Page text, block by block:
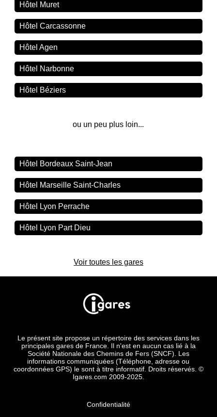
Hôtel Muret
Hôtel Carcassonne
Hôtel Agen
Hôtel Narbonne
Hôtel Béziers
ou un peu plus loin...
Hôtel Bordeaux Saint-Jean
Hôtel Marseille Saint-Charles
Hôtel Lyon Perrache
Hôtel Lyon Part Dieu
Voir toutes les gares
Le présent site propose un répertoire des services dans les
principales gares de France. Il n'est en aucun cas lié à la
Société Nationale des Chemins de Fers (SNCF). Les
informations communiquées (Téléphone, adresse ou
coordonnées GPS) le sont à titre informatif. Droits réservés. ©
Igares.com 2009-2025.
Confidentialité